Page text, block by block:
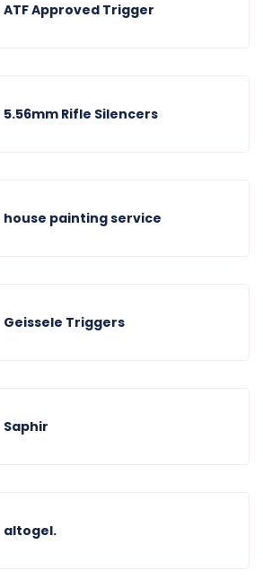
ATF Approved Trigger
5.56mm Rifle Silencers
house painting service
Geissele Triggers
Saphir
altogel.